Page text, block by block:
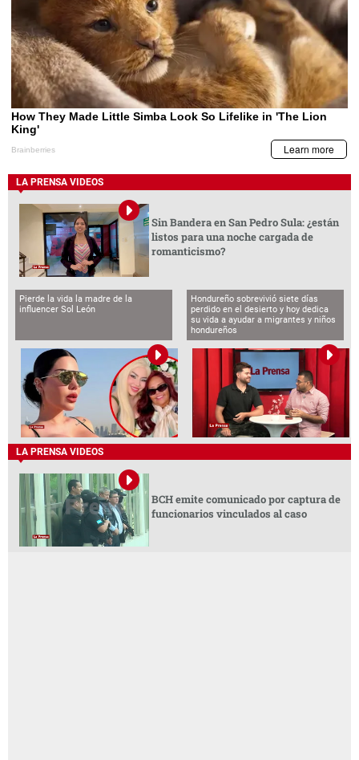
LA PRENSA VIDEOS
Sin Bandera en San Pedro Sula: ¿están
listos para una noche cargada de
romanticismo?
Pierde la vida la madre de la
influencer Sol León
Hondureño sobrevivió siete días
perdido en el desierto y hoy dedica
su vida a ayudar a migrantes y niños
hondureños
LA PRENSA VIDEOS
BCH emite comunicado por captura de
funcionarios vinculados al caso